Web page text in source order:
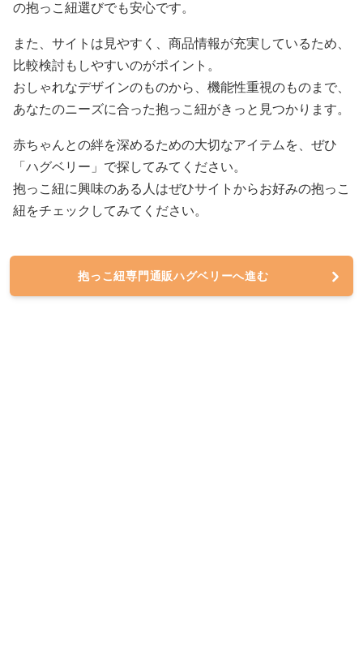
の抱っこ紐選びでも安心です。
また、サイトは見やすく、商品情報が充実しているため、
比較検討もしやすいのがポイント。
おしゃれなデザインのものから、機能性重視のものまで、
あなたのニーズに合った抱っこ紐がきっと見つかります。
赤ちゃんとの絆を深めるための大切なアイテムを、ぜひ
「ハグベリー」で探してみてください。
抱っこ紐に興味のある人はぜひサイトからお好みの抱っこ
紐をチェックしてみてください。
抱っこ紐専門通販ハグベリーへ進む